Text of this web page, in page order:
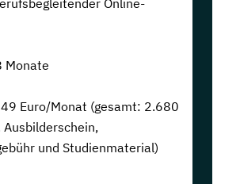
Monate
Euro/Monat (gesamt: 2.680
Ausbilderschein,
und Studienmaterial)